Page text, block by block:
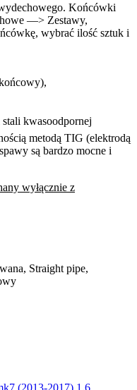
Końcówki
—> Zestawy,
wybrać ilość sztuk i
stali kwasoodpornej
metodą TIG (elektrodą
są bardzo mocne i
wyłącznie z
Straight pipe,